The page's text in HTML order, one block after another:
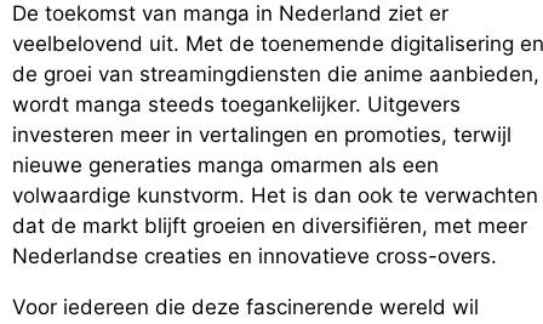
De toekomst van manga in Nederland ziet er
veelbelovend uit. Met de toenemende digitalisering en
de groei van streamingdiensten die anime aanbieden,
wordt manga steeds toegankelijker. Uitgevers
investeren meer in vertalingen en promoties, terwijl
nieuwe generaties manga omarmen als een
volwaardige kunstvorm. Het is dan ook te verwachten
dat de markt blijft groeien en diversifiëren, met meer
Nederlandse creaties en innovatieve cross-overs.
Voor iedereen die deze fascinerende wereld wil